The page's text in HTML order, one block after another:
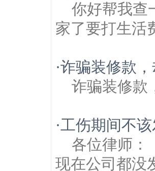
你好帮我查
家了要打生活
·诈骗装修款
诈骗装修款
·工伤期间不
各位律师
现在公司都没